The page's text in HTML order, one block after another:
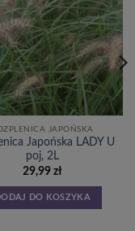
do
listy
życzeń
JAPOŃSKA
Japońska LADY U
poj, 2L
29,99 zł
DO KOSZYKA